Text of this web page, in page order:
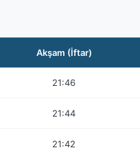
Akşam (İftar)
21:46
21:44
21:42